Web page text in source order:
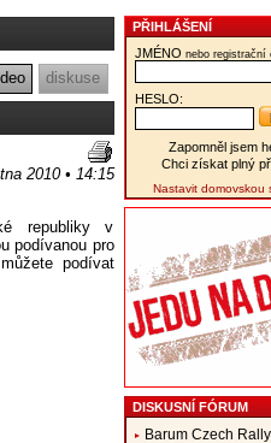
diskuse
2010 • 14:15
republiky v
podívanou pro
podívat
PŘIHLÁŠENÍ
JMÉNO nebo registrační
HESLO:
Zapomněl jsem
Chci získat plný
Nastavit domovskou
DISKUSNÍ FÓRUM
Barum Czech